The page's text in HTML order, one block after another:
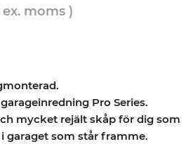
ex. moms )
.
Pro Series.
mycket rejält skåp för dig som
garaget som står framme.